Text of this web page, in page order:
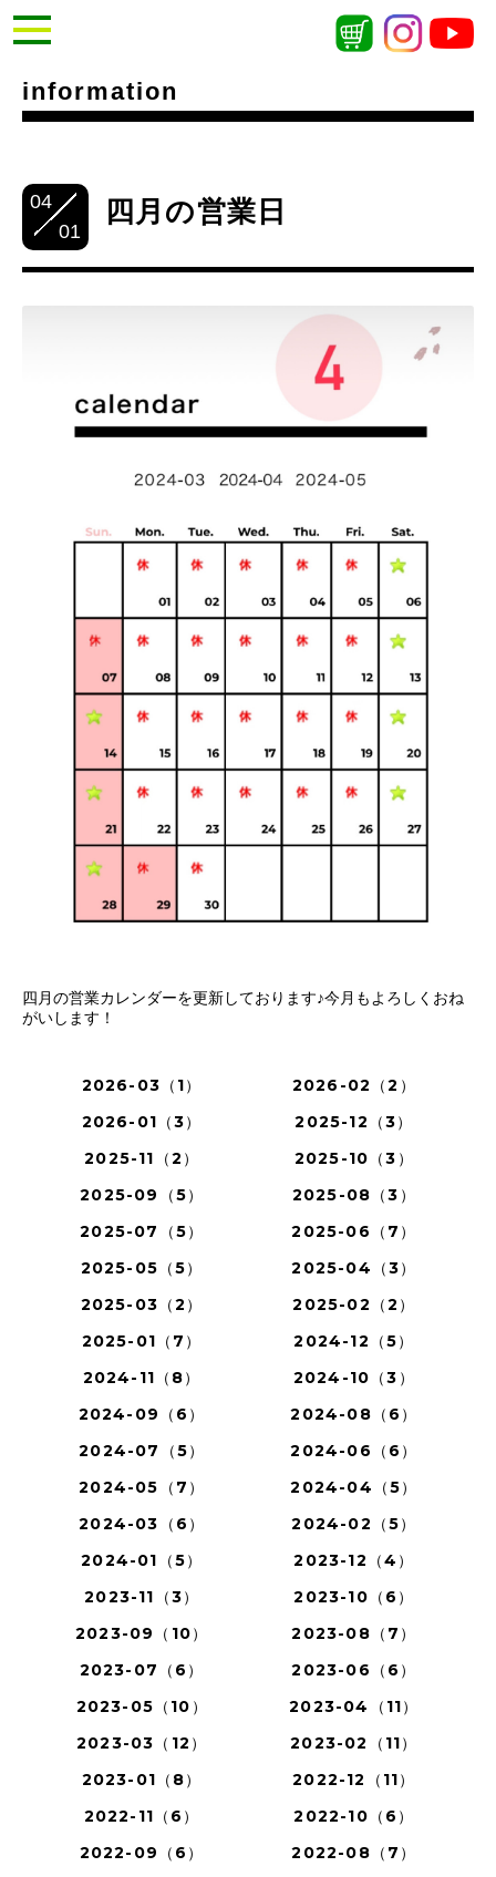
information
04
01
四月の営業日
四月の営業カレンダーを更新しております♪今月もよろしくおね
がいします！
2026-03（1）
2026-02（2）
2026-01（3）
2025-12（3）
2025-11（2）
2025-10（3）
2025-09（5）
2025-08（3）
2025-07（5）
2025-06（7）
2025-05（5）
2025-04（3）
2025-03（2）
2025-02（2）
2025-01（7）
2024-12（5）
2024-11（8）
2024-10（3）
2024-09（6）
2024-08（6）
2024-07（5）
2024-06（6）
2024-05（7）
2024-04（5）
2024-03（6）
2024-02（5）
2024-01（5）
2023-12（4）
2023-11（3）
2023-10（6）
2023-09（10）
2023-08（7）
2023-07（6）
2023-06（6）
2023-05（10）
2023-04（11）
2023-03（12）
2023-02（11）
2023-01（8）
2022-12（11）
2022-11（6）
2022-10（6）
2022-09（6）
2022-08（7）